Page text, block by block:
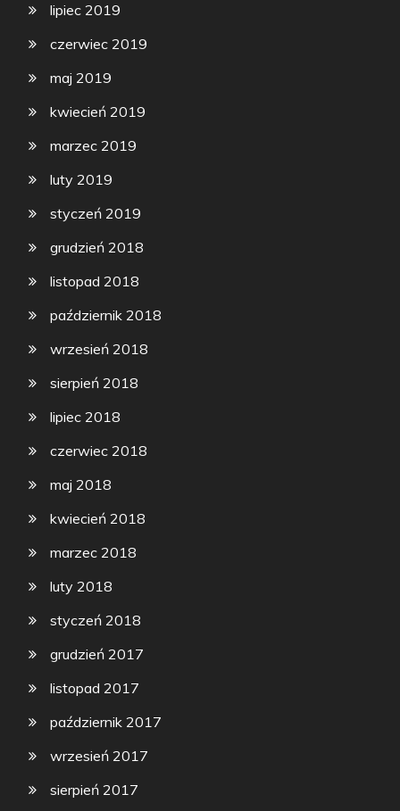
lipiec 2019
czerwiec 2019
maj 2019
kwiecień 2019
marzec 2019
luty 2019
styczeń 2019
grudzień 2018
listopad 2018
październik 2018
wrzesień 2018
sierpień 2018
lipiec 2018
czerwiec 2018
maj 2018
kwiecień 2018
marzec 2018
luty 2018
styczeń 2018
grudzień 2017
listopad 2017
październik 2017
wrzesień 2017
sierpień 2017